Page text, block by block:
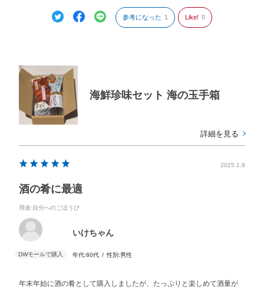
参考になった 1 Like! 0
海鮮珍味セット 海の玉手箱
詳細を見る
2025.1.9
酒の肴に最適
用途:自分へのごほうび
いけちゃん
年代:60代 性別:男性
年末年始に酒の肴として購入しましたが、たっぷりと楽しめて酒量が